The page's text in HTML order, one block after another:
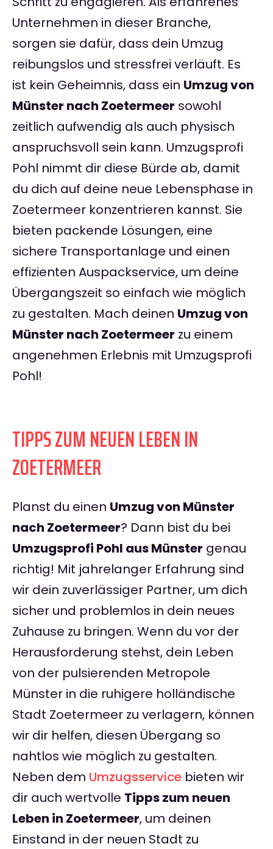
Unternehmen in dieser Branche,
sorgen sie dafür, dass dein Umzug
reibungslos und stressfrei verläuft. Es
ist kein Geheimnis, dass ein Umzug von
Münster nach Zoetermeer sowohl
zeitlich aufwendig als auch physisch
anspruchsvoll sein kann. Umzugsprofi
Pohl nimmt dir diese Bürde ab, damit
du dich auf deine neue Lebensphase in
Zoetermeer konzentrieren kannst. Sie
bieten packende Lösungen, eine
sichere Transportanlage und einen
effizienten Auspackservice, um deine
Übergangszeit so einfach wie möglich
zu gestalten. Mach deinen Umzug von
Münster nach Zoetermeer zu einem
angenehmen Erlebnis mit Umzugsprofi
Pohl!
TIPPS ZUM NEUEN LEBEN IN
ZOETERMEER
Planst du einen Umzug von Münster
nach Zoetermeer? Dann bist du bei
Umzugsprofi Pohl aus Münster genau
richtig! Mit jahrelanger Erfahrung sind
wir dein zuverlässiger Partner, um dich
sicher und problemlos in dein neues
Zuhause zu bringen. Wenn du vor der
Herausforderung stehst, dein Leben
von der pulsierenden Metropole
Münster in die ruhigere holländische
Stadt Zoetermeer zu verlagern, können
wir dir helfen, diesen Übergang so
nahtlos wie möglich zu gestalten.
Neben dem Umzugsservice bieten wir
dir auch wertvolle Tipps zum neuen
Leben in Zoetermeer, um deinen
Einstand in der neuen Stadt zu